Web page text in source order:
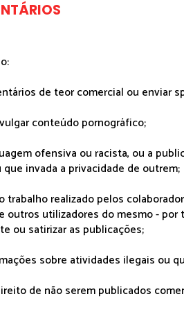
de teor comercial ou enviar
conteúdo pornográfico;
ofensiva ou racista, ou a
invada a privacidade de outrem;
trabalho realizado pelos
outros utilizadores do mesmo -
ou satirizar as publicações;
sobre atividades ilegais ou
de não serem publicados